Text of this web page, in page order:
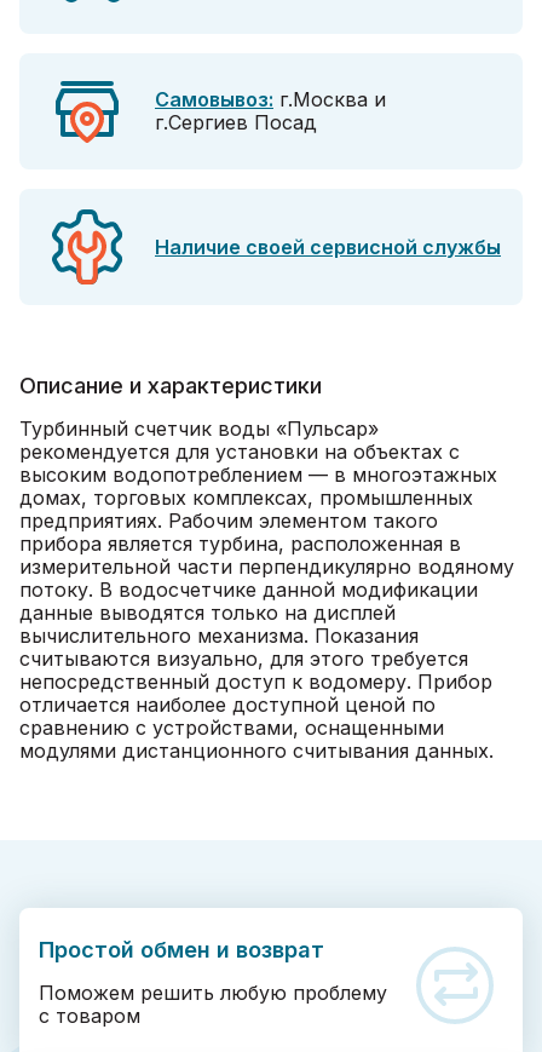
Самовывоз: г.Москва и
г.Сергиев Посад
Наличие своей сервисной службы
Описание и характеристики
Турбинный счетчик воды «Пульсар»
рекомендуется для установки на объектах с
высоким водопотреблением — в многоэтажных
домах, торговых комплексах, промышленных
предприятиях. Рабочим элементом такого
прибора является турбина, расположенная в
измерительной части перпендикулярно водяному
потоку. В водосчетчике данной модификации
данные выводятся только на дисплей
вычислительного механизма. Показания
считываются визуально, для этого требуется
непосредственный доступ к водомеру. Прибор
отличается наиболее доступной ценой по
сравнению с устройствами, оснащенными
модулями дистанционного считывания данных.
Простой обмен и возврат
Поможем решить любую проблему
с товаром